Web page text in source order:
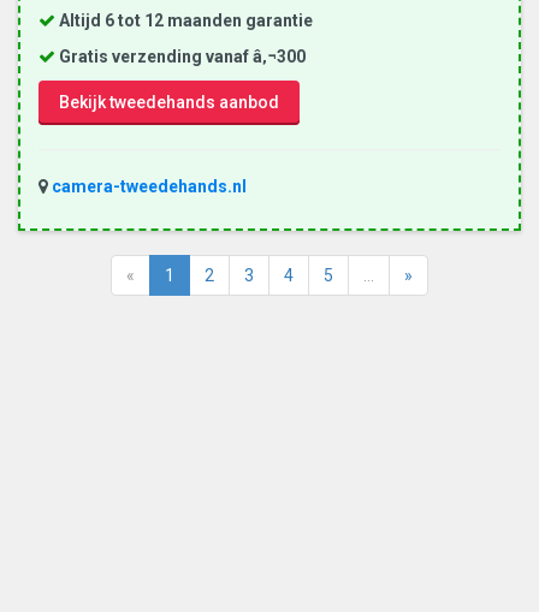
Altijd 6 tot 12 maanden garantie
Gratis verzending vanaf â‚¬300
Bekijk tweedehands aanbod
camera-tweedehands.nl
« 1 2 3 4 5 »